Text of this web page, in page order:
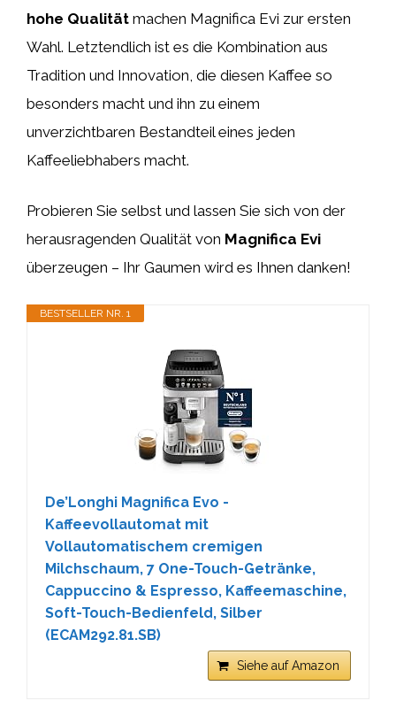
hohe Qualität machen Magnifica Evi zur ersten
Wahl. Letztendlich ist es die Kombination aus
Tradition und Innovation, die diesen Kaffee so
besonders macht und ihn zu einem
unverzichtbaren Bestandteil eines jeden
Kaffeeliebhabers macht.
Probieren Sie selbst und lassen Sie sich von der
herausragenden Qualität von Magnifica Evi
überzeugen – Ihr Gaumen wird es Ihnen danken!
BESTSELLER NR. 1
De’Longhi Magnifica Evo -
Kaffeevollautomat mit
Vollautomatischem cremigen
Milchschaum, 7 One-Touch-Getränke,
Cappuccino & Espresso, Kaffeemaschine,
Soft-Touch-Bedienfeld, Silber
(ECAM292.81.SB)
Siehe auf Amazon